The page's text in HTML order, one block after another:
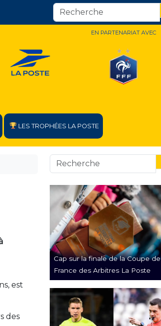
EN PARTENARIAT AVEC
LES TROPHÉES LA POSTE
est
des
Cap sur la finale de la Coupe de
France des Arbitres La Poste